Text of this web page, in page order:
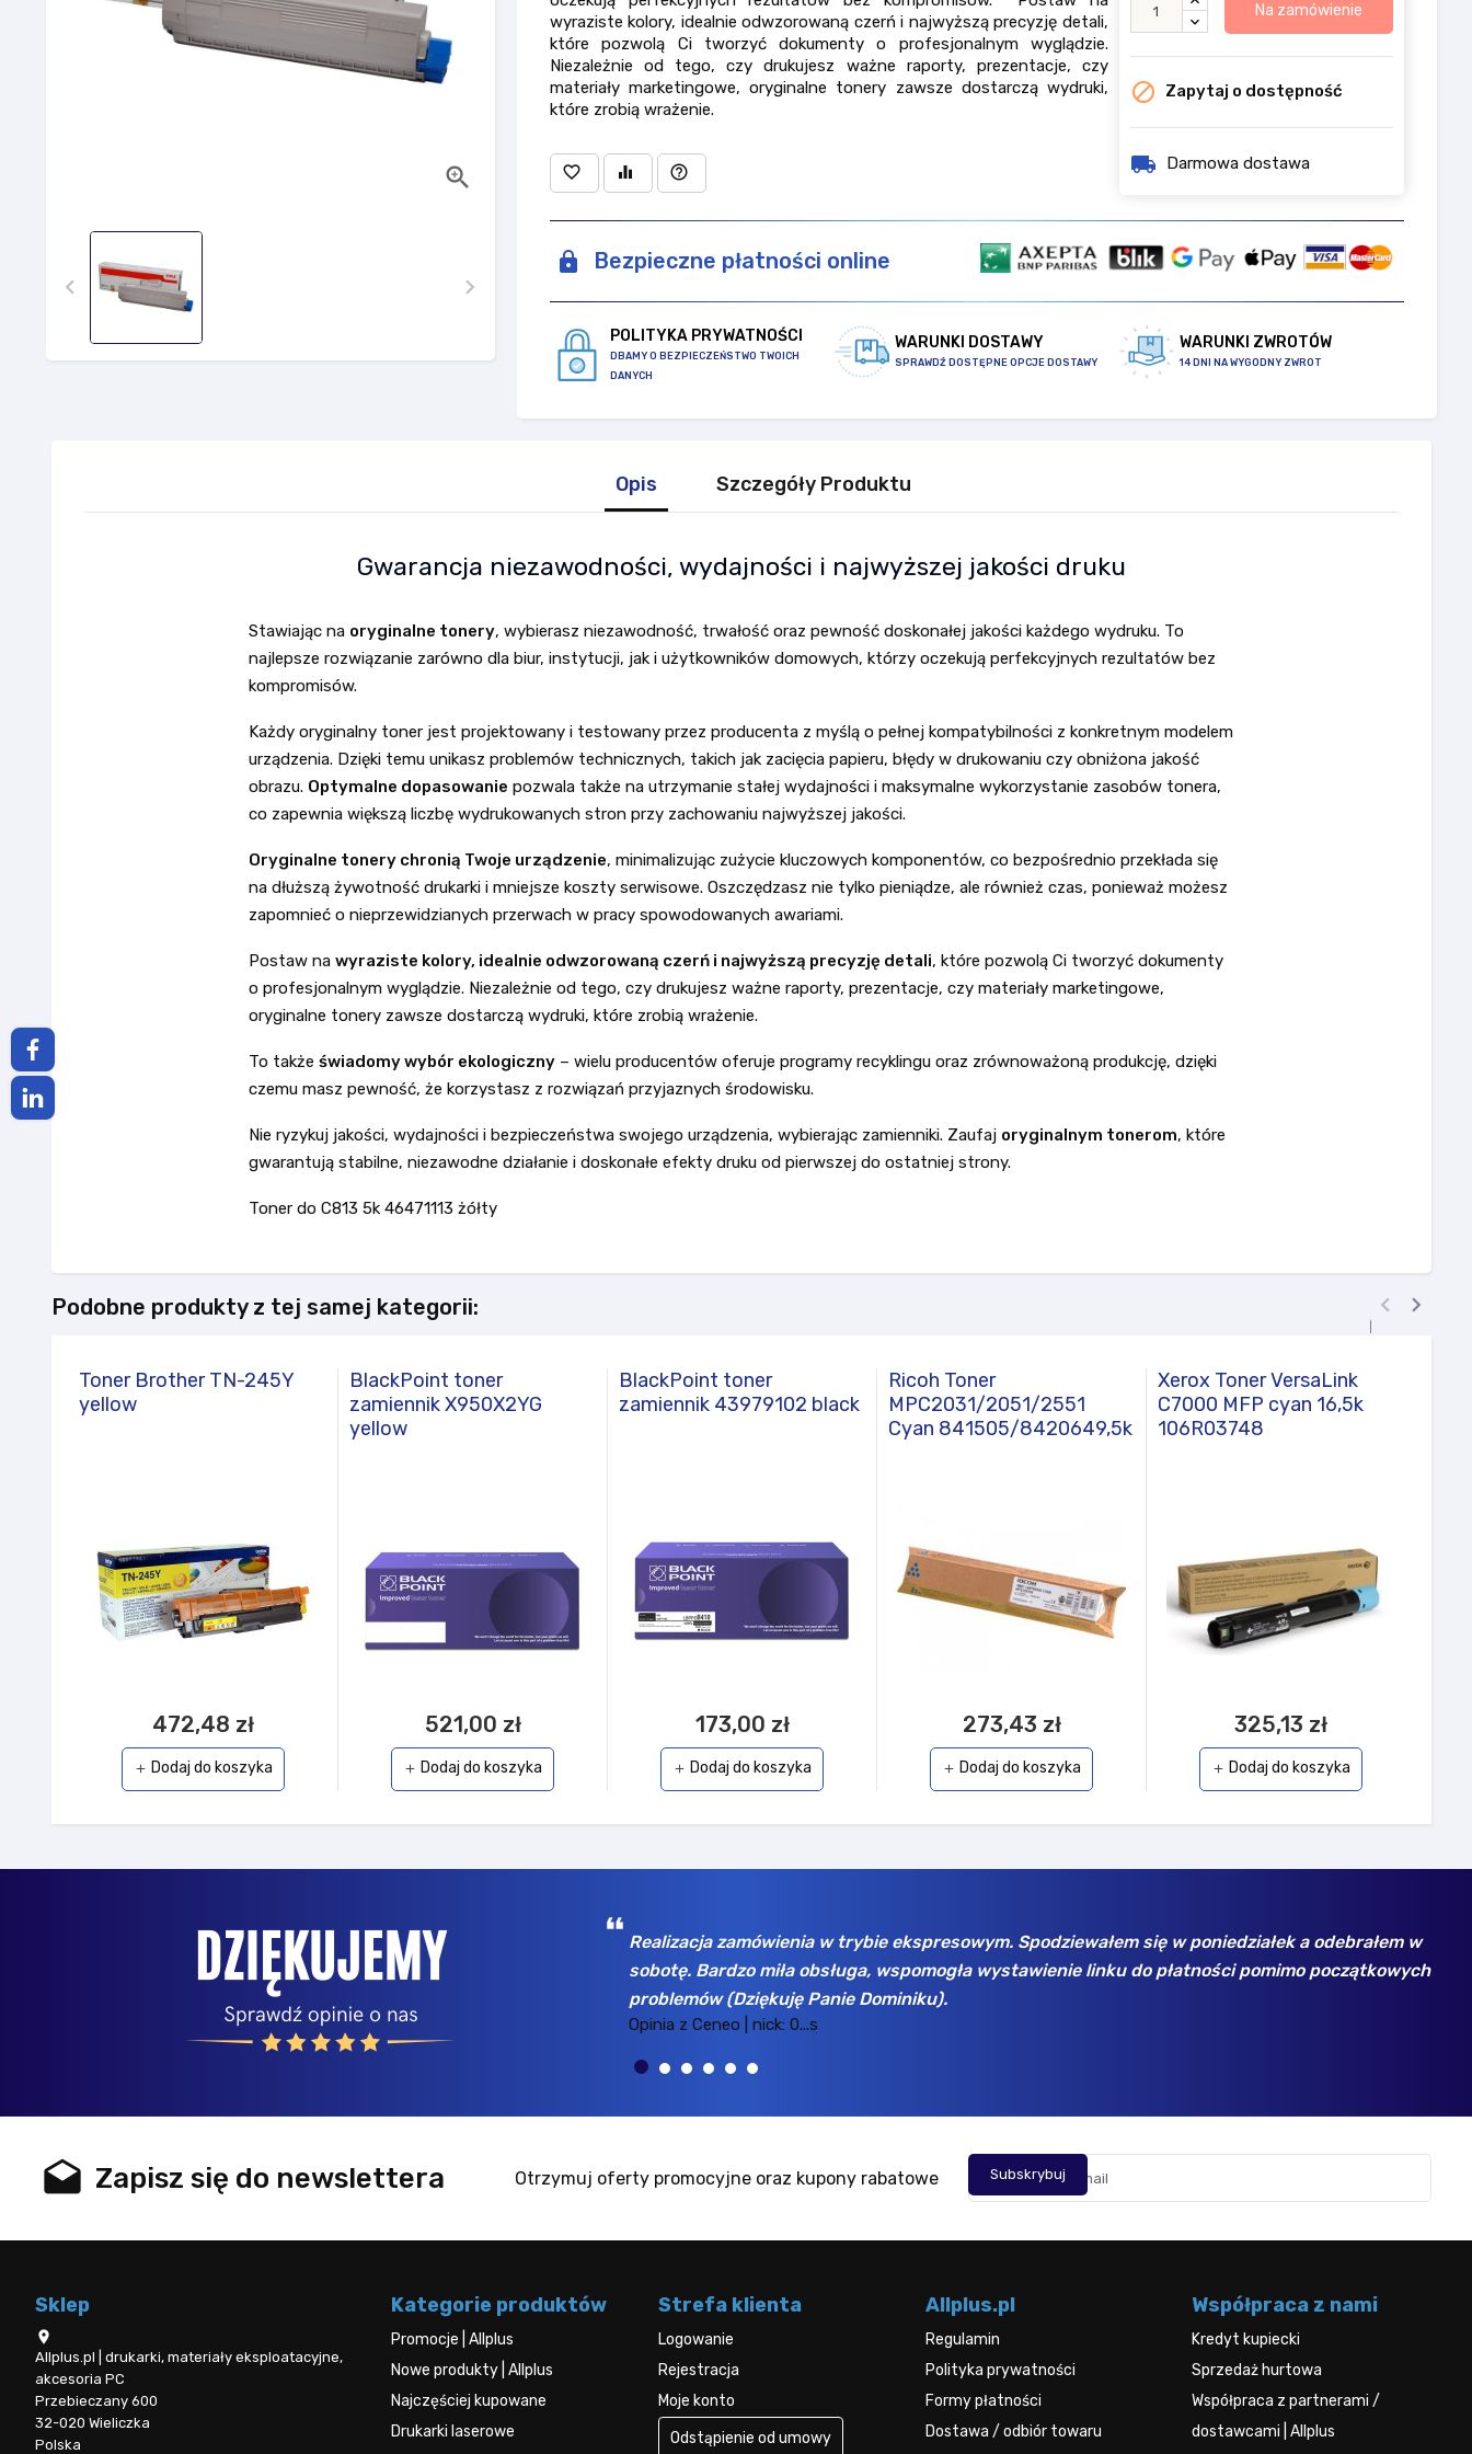

 
wyraziste kolory, idealnie odwzorowaną czerń i najwyższą precyzję detali,
które pozwolą Ci tworzyć dokumenty o profesjonalnym wyglądzie.
Niezależnie od tego, czy drukujesz ważne raporty, prezentacje, czy
materiały marketingowe, oryginalne tonery zawsze dostarczą wydruki,
które zrobią wrażenie.
favorite_border equalizer help_outline
Na zamówienie
 Zapytaj o dostępność
local_shipping Darmowa dostawa
Bezpieczne płatności online
POLITYKA PRYWATNOŚCI
DBAMY O BEZPIECZEŃSTWO TWOICH
DANYCH
WARUNKI DOSTAWY
SPRAWDŹ DOSTĘPNE OPCJE DOSTAWY
WARUNKI ZWROTÓW
14 DNI NA WYGODNY ZWROT
Opis Szczegóły Produktu
Gwarancja niezawodności, wydajności i najwyższej jakości druku
Stawiając na oryginalne tonery, wybierasz niezawodność, trwałość oraz pewność doskonałej jakości każdego wydruku. To
najlepsze rozwiązanie zarówno dla biur, instytucji, jak i użytkowników domowych, którzy oczekują perfekcyjnych rezultatów bez
kompromisów.
Każdy oryginalny toner jest projektowany i testowany przez producenta z myślą o pełnej kompatybilności z konkretnym modelem
urządzenia. Dzięki temu unikasz problemów technicznych, takich jak zacięcia papieru, błędy w drukowaniu czy obniżona jakość
obrazu. Optymalne dopasowanie pozwala także na utrzymanie stałej wydajności i maksymalne wykorzystanie zasobów tonera,
co zapewnia większą liczbę wydrukowanych stron przy zachowaniu najwyższej jakości.
Oryginalne tonery chronią Twoje urządzenie, minimalizując zużycie kluczowych komponentów, co bezpośrednio przekłada się
na dłuższą żywotność drukarki i mniejsze koszty serwisowe. Oszczędzasz nie tylko pieniądze, ale również czas, ponieważ możesz
zapomnieć o nieprzewidzianych przerwach w pracy spowodowanych awariami.
Postaw na wyraziste kolory, idealnie odwzorowaną czerń i najwyższą precyzję detali, które pozwolą Ci tworzyć dokumenty
o profesjonalnym wyglądzie. Niezależnie od tego, czy drukujesz ważne raporty, prezentacje, czy materiały marketingowe,
oryginalne tonery zawsze dostarczą wydruki, które zrobią wrażenie.
To także świadomy wybór ekologiczny – wielu producentów oferuje programy recyklingu oraz zrównoważoną produkcję, dzięki
czemu masz pewność, że korzystasz z rozwiązań przyjaznych środowisku.
Nie ryzykuj jakości, wydajności i bezpieczeństwa swojego urządzenia, wybierając zamienniki. Zaufaj oryginalnym tonerom, które
gwarantują stabilne, niezawodne działanie i doskonałe efekty druku od pierwszej do ostatniej strony.
Toner do C813 5k 46471113 żółty
Podobne produkty z tej samej kategorii:
Toner Brother TN-245Y
yellow
472,48 zł
add Dodaj do koszyka
BlackPoint toner
zamiennik X950X2YG
yellow
521,00 zł
add Dodaj do koszyka
BlackPoint toner
zamiennik 43979102 black
173,00 zł
add Dodaj do koszyka
Ricoh Toner
MPC2031/2051/2551
Cyan 841505/8420649,5k
273,43 zł
add Dodaj do koszyka
Xerox Toner VersaLink
C7000 MFP cyan 16,5k
106R03748
325,13 zł
add Dodaj do koszyka
 
Realizacja zamówienia w trybie ekspresowym. Spodziewałem się w poniedziałek a odebrałem w
sobotę. Bardzo miła obsługa, wspomogła wystawienie linku do płatności pomimo początkowych
problemów (Dziękuję Panie Dominiku).
Opinia z Ceneo | nick: 0...s
drafts Zapisz się do newslettera Otrzymuj oferty promocyjne oraz kupony rabatowe
Sklep

Allplus.pl | drukarki, materiały eksploatacyjne,
akcesoria PC
Przebieczany 600
32-020 Wieliczka
Polska
Kategorie produktów
Promocje | Allplus
Nowe produkty | Allplus
Najczęściej kupowane
Drukarki laserowe
Strefa klienta
Logowanie
Rejestracja
Moje konto
Odstąpienie od umowy
Allplus.pl
Regulamin
Polityka prywatności
Formy płatności
Dostawa / odbiór towaru
Współpraca z nami
Kredyt kupiecki
Sprzedaż hurtowa
Współpraca z partnerami /
dostawcami | Allplus